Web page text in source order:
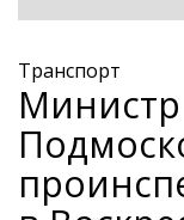
Транспорт
Министр